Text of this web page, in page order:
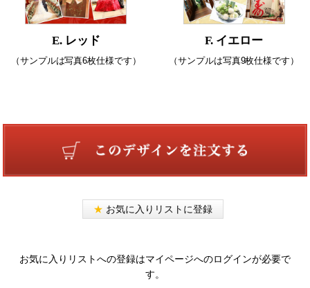
E. レッド
（サンプルは写真6枚仕様です）
F. イエロー
（サンプルは写真9枚仕様です）
★ お気に入りリストに登録
お気に入りリストへの登録はマイページへのログインが必要で
す。